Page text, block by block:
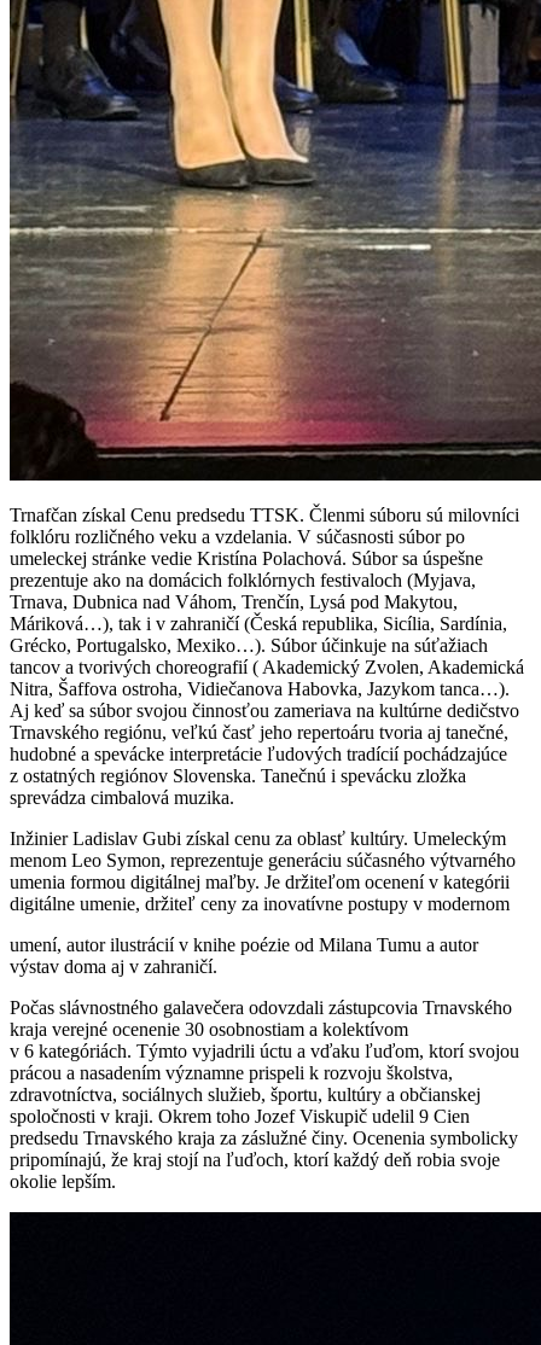
Trnafčan získal Cenu predsedu TTSK. Členmi súboru sú milovníci
folklóru rozličného veku a vzdelania. V súčasnosti súbor po
umeleckej stránke vedie Kristína Polachová. Súbor sa úspešne
prezentuje ako na domácich folklórnych festivaloch (Myjava,
Trnava, Dubnica nad Váhom, Trenčín, Lysá pod Makytou,
Máriková…), tak i v zahraničí (Česká republika, Sicília, Sardínia,
Grécko, Portugalsko, Mexiko…). Súbor účinkuje na súťažiach
tancov a tvorivých choreografií ( Akademický Zvolen, Akademická
Nitra, Šaffova ostroha, Vidiečanova Habovka, Jazykom tanca…).
Aj keď sa súbor svojou činnosťou zameriava na kultúrne dedičstvo
Trnavského regiónu, veľkú časť jeho repertoáru tvoria aj tanečné,
hudobné a spevácke interpretácie ľudových tradícií pochádzajúce
z ostatných regiónov Slovenska. Tanečnú i spevácku zložka
sprevádza cimbalová muzika.
Inžinier Ladislav Gubi získal cenu za oblasť kultúry. Umeleckým
menom Leo Symon, reprezentuje generáciu súčasného výtvarného
umenia formou digitálnej maľby. Je držiteľom ocenení v kategórii
digitálne umenie, držiteľ ceny za inovatívne postupy v modernom
umení, autor ilustrácií v knihe poézie od Milana Tumu a autor
výstav doma aj v zahraničí.
Počas slávnostného galavečera odovzdali zástupcovia Trnavského
kraja verejné ocenenie 30 osobnostiam a kolektívom
v 6 kategóriách. Týmto vyjadrili úctu a vďaku ľuďom, ktorí svojou
prácou a nasadením významne prispeli k rozvoju školstva,
zdravotníctva, sociálnych služieb, športu, kultúry a občianskej
spoločnosti v kraji. Okrem toho Jozef Viskupič udelil 9 Cien
predsedu Trnavského kraja za záslužné činy. Ocenenia symbolicky
pripomínajú, že kraj stojí na ľuďoch, ktorí každý deň robia svoje
okolie lepším.